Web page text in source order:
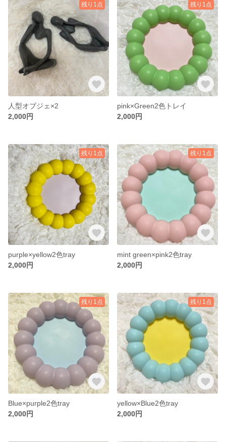
残り1点
人型オブジェ×2
2,000円
残り1点
pink×Green2色トレイ
2,000円
残り1点
purple×yellow2色tray
2,000円
残り1点
mint green×pink2色tray
2,000円
残り1点
Blue×purple2色tray
2,000円
残り1点
yellow×Blue2色tray
2,000円